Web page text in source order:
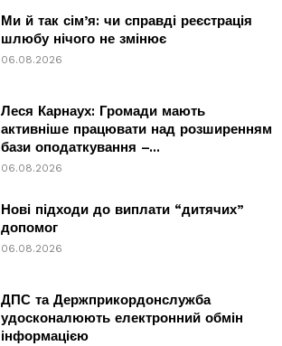
Ми й так сім’я: чи справді реєстрація
шлюбу нічого не змінює
06.08.2026
Леся Карнаух: Громади мають
активніше працювати над розширенням
бази оподаткування –...
06.08.2026
Нові підходи до виплати “дитячих”
допомог
06.08.2026
ДПС та Держприкордонслужба
удосконалюють електронний обмін
інформацією